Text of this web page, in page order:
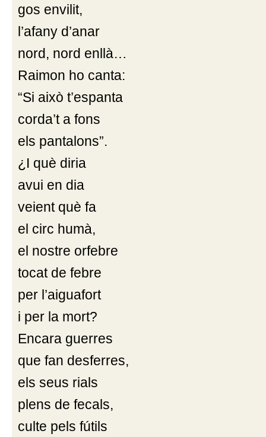
gos envilit,
l’afany d’anar
nord, nord enllà…
Raimon ho canta:
“Si això t’espanta
corda’t a fons
els pantalons”.
¿I què diria
avui en dia
veient què fa
el circ humà,
el nostre orfebre
tocat de febre
per l’aiguafort
i per la mort?
Encara guerres
que fan desferres,
els seus rials
plens de fecals,
culte pels fútils